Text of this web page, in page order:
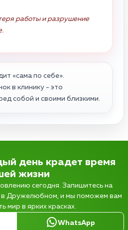
работы и разрушение
«сама по себе».
в клинику - это
собой и своими близкими.
день крадет время
жизни
сегодня. Запишитесь на
в Дружелюбном, и мы поможем вам
мир в ярких красках.
WhatsApp